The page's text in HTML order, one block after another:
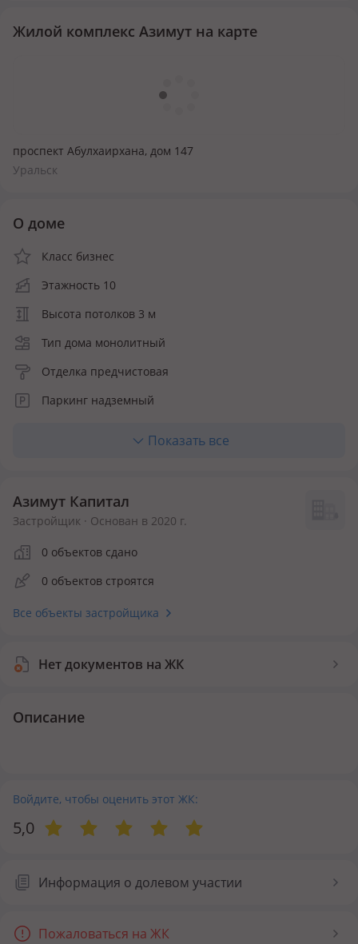
Жилой комплекс Азимут на карте
проспект Абулхаирхана, дом 147
Уральск
О доме
Класс бизнес
Этажность 10
Высота потолков 3 м
Тип дома монолитный
Отделка предчистовая
Паркинг надземный
Количество квартир 135
Инфраструктура внутри ЖК
Детская площадка Спортивная площадка
Показать все
Азимут Капитал
Застройщик · Основан в 2020 г.
0 объектов сдано
0 объектов строятся
Все объекты застройщика
Нет документов на ЖК
Описание
Войдите, чтобы оценить этот ЖК:
5,0
Информация о долевом участии
Пожаловаться на ЖК